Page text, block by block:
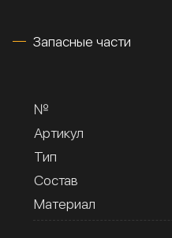
Запасные части
№
Артикул
Тип
Состав
Материал